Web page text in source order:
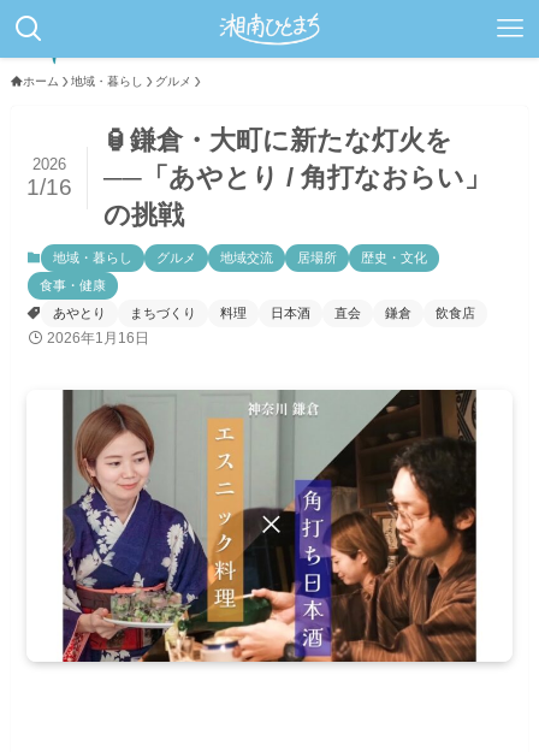
ホーム 地域・暮らし グルメ
🏮鎌倉・大町に新たな灯火を
──「あやとり / 角打なおらい」
の挑戦
2026
1/16
地域・暮らし グルメ 地域交流 居場所
歴史・文化
食事・健康
あやとり
まちづくり 料理 日本酒 直会 鎌倉 飲食店
2026年1月16日